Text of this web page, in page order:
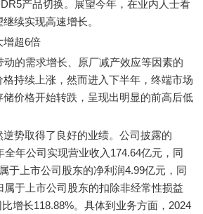
产品切换。展望今年，在业内人士看
续实现高速增长。
超6倍
的需求增长、原厂减产效应等因素的
持续上涨，然而进入下半年，终端市场
价格开始转跌，呈现出明显的前高后低
势取得了良好的业绩。公司披露的
全年公司实现营业收入174.64亿元，同
于上市公司股东的净利润4.99亿元，同
属于上市公司股东的扣除非经常性损益
增长118.88%。具体到业务方面，2024